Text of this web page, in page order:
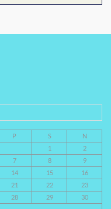
P S
N
1
2
7 8
9
14 15
16
21 22
23
28 29
30